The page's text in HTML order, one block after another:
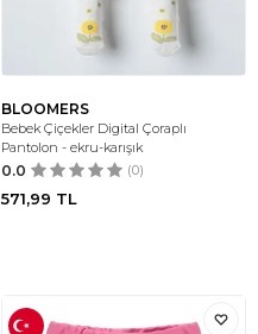
BLOOMERS
Bebek Çiçekler Digital Çoraplı
Pantolon - ekru-karışık
0.0 (0)
571,99 TL